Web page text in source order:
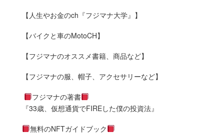
【人生やお金のch『フジマナ大学』】
【バイクと車のMotoCH】
【フジマナのオススメ書籍、商品など】
【フジマナの服、帽子、アクセサリーなど】
フジマナの著書
『33歳、仮想通貨でFIREした僕の投資法』
無料のNFTガイドブック